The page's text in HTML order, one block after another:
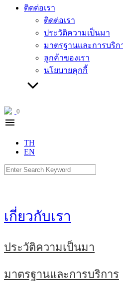
ติดต่อเรา
ติดต่อเรา
ประวัติความเป็นมา
มาตรฐานและการบริก
ลูกค้าของเรา
นโยบายคุกกี้
0
menu
TH
EN
Search
for:
เกี่ยวกับเรา
ประวัติความเป็นมา
มาตรฐานและการบริการ